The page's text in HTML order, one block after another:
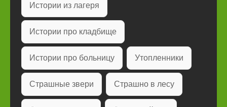
Истории из лагеря
Истории про кладбище
Истории про больницу Утопленники
Страшные звери Страшно в лесу